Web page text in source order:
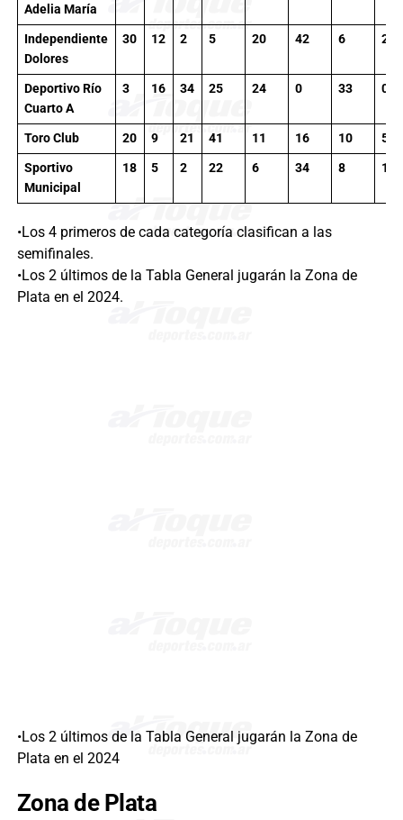
Adelia María
Independiente
Dolores
30 12 2 5 20 42 6 20
Deportivo Río
Cuarto A
3 16 34 25 24 0 33 0
Toro Club 20 9 21 41 11 16 10
5
Sportivo
Municipal
18 5 2 22 6 34 8 19
•Los 4 primeros de cada categoría clasifican a las
semifinales.
•Los 2 últimos de la Tabla General jugarán la Zona de
Plata en el 2024.
•Los 2 últimos de la Tabla General jugarán la Zona de
Plata en el 2024
Zona de Plata